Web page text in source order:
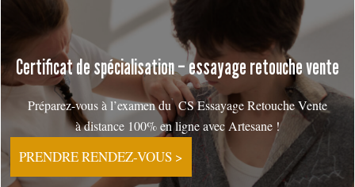
Certificat de spécialisation – essayage retouche vente
Préparez-vous à l’examen du CS Essayage Retouche Vente
à distance 100% en ligne avec Artesane !
PRENDRE RENDEZ-VOUS >